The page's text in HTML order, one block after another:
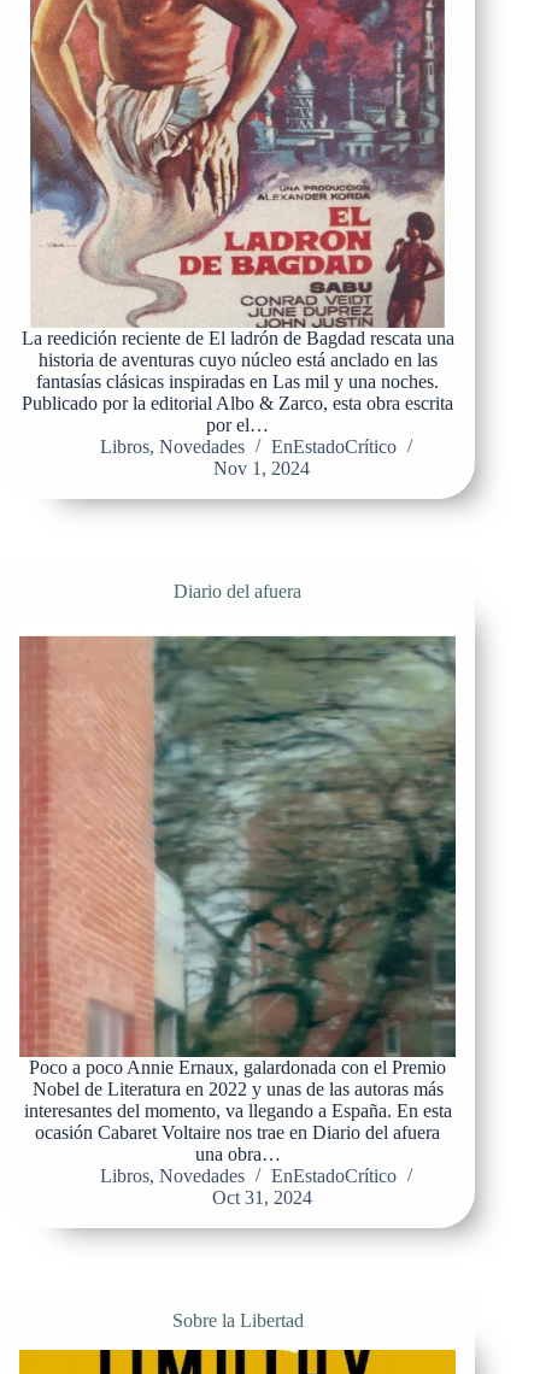
La reedición reciente de El ladrón de Bagdad rescata una
historia de aventuras cuyo núcleo está anclado en las
fantasías clásicas inspiradas en Las mil y una noches.
Publicado por la editorial Albo & Zarco, esta obra escrita
por el…
Libros,Novedades
EnEstadoCrítico
Nov 1, 2024
Diario del afuera
Poco a poco Annie Ernaux, galardonada con el Premio
Nobel de Literatura en 2022 y unas de las autoras más
interesantes del momento, va llegando a España. En esta
ocasión Cabaret Voltaire nos trae en Diario del afuera
una obra…
Libros,Novedades
EnEstadoCrítico
Oct 31, 2024
Sobre la Libertad